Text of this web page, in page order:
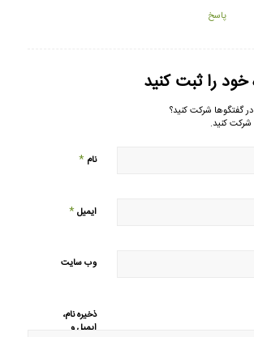
پاسخ
خود را ثبت کنید
در گفتگوها شرکت کنید؟
شرکت کنید.
نام *
ایمیل*
وب‌ سایت
ذخیره نام،
ایمیل و